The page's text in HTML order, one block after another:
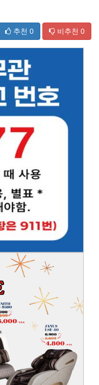
추천 0 비추천 0